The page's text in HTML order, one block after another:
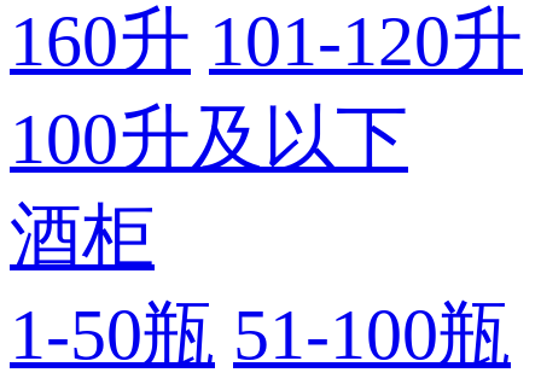
160升 101-120升
100升及以下
酒柜
1-50瓶 51-100瓶